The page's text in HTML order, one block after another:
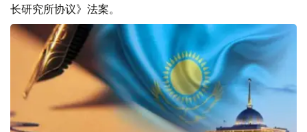
长研究所协议》法案。